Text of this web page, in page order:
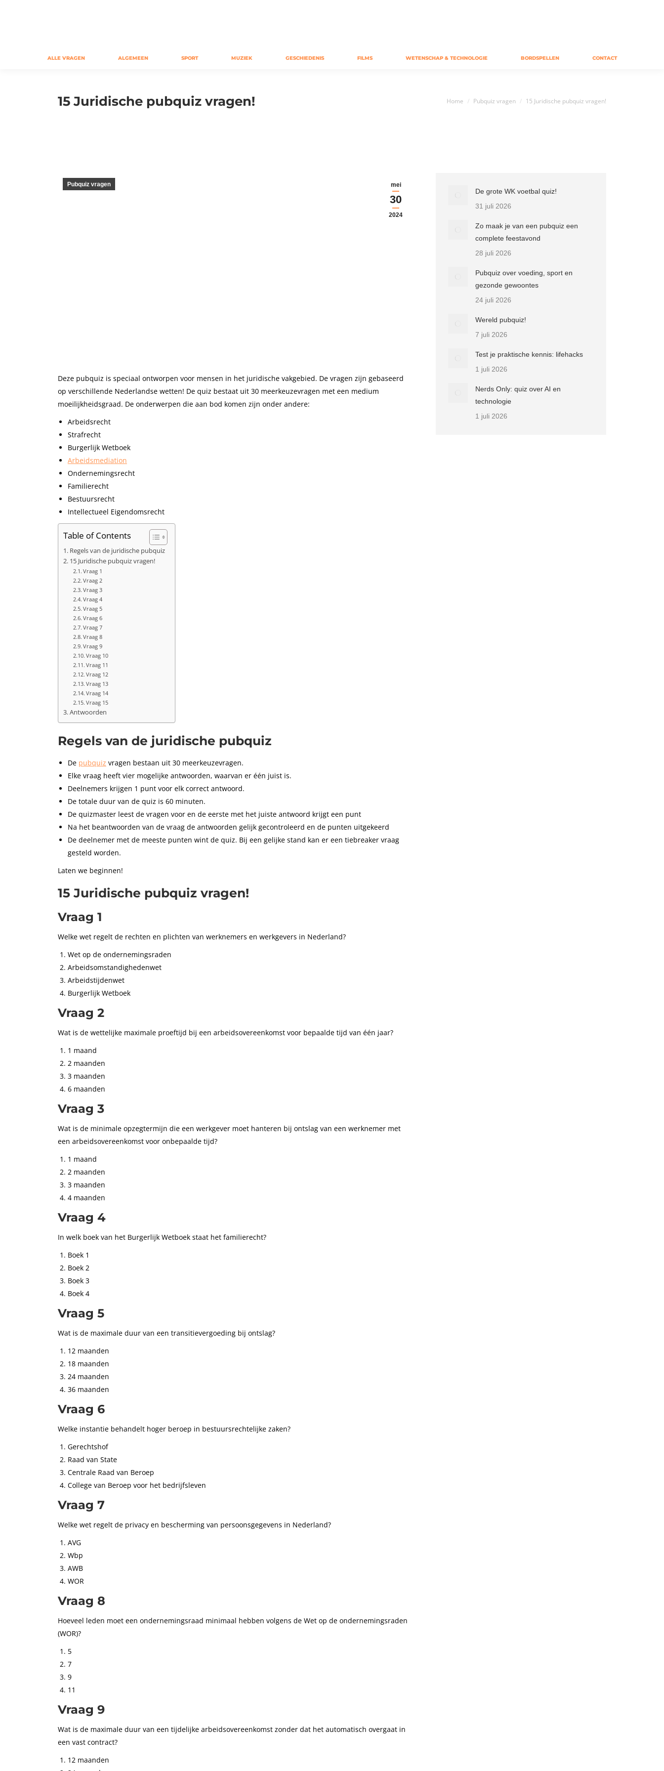
ALLE VRAGEN ALGEMEEN SPORT MUZIEK GESCHIEDENIS FILMS WETENSCHAP & TECHNOLOGIE BORDSPELLEN CONTACT
15 Juridische pubquiz vragen! Je bent hier:
Home Pubquiz vragen 15 Juridische pubquiz vragen!
mei
30
2024
Pubquiz vragen
Deze pubquiz is speciaal ontworpen voor mensen in het juridische vakgebied. De vragen zijn gebaseerd
op verschillende Nederlandse wetten! De quiz bestaat uit 30 meerkeuzevragen met een medium
moeilijkheidsgraad. De onderwerpen die aan bod komen zijn onder andere:
Arbeidsrecht
Strafrecht
Burgerlijk Wetboek
Arbeidsmediation
Ondernemingsrecht
Familierecht
Bestuursrecht
Intellectueel Eigendomsrecht
Table of Contents
Regels van de juridische pubquiz
15 Juridische pubquiz vragen!
Vraag 1
Vraag 2
Vraag 3
Vraag 4
Vraag 5
Vraag 6
Vraag 7
Vraag 8
Vraag 9
Vraag 10
Vraag 11
Vraag 12
Vraag 13
Vraag 14
Vraag 15
Antwoorden
Regels van de juridische pubquiz
De pubquiz vragen bestaan uit 30 meerkeuzevragen.
Elke vraag heeft vier mogelijke antwoorden, waarvan er één juist is.
Deelnemers krijgen 1 punt voor elk correct antwoord.
De totale duur van de quiz is 60 minuten.
De quizmaster leest de vragen voor en de eerste met het juiste antwoord krijgt een punt
Na het beantwoorden van de vraag de antwoorden gelijk gecontroleerd en de punten uitgekeerd
De deelnemer met de meeste punten wint de quiz. Bij een gelijke stand kan er een tiebreaker vraag
gesteld worden.
Laten we beginnen!
15 Juridische pubquiz vragen!
Vraag 1
Welke wet regelt de rechten en plichten van werknemers en werkgevers in Nederland?
Wet op de ondernemingsraden
Arbeidsomstandighedenwet
Arbeidstijdenwet
Burgerlijk Wetboek
Vraag 2
Wat is de wettelijke maximale proeftijd bij een arbeidsovereenkomst voor bepaalde tijd van één jaar?
1 maand
2 maanden
3 maanden
6 maanden
Vraag 3
Wat is de minimale opzegtermijn die een werkgever moet hanteren bij ontslag van een werknemer met
een arbeidsovereenkomst voor onbepaalde tijd?
1 maand
2 maanden
3 maanden
4 maanden
Vraag 4
In welk boek van het Burgerlijk Wetboek staat het familierecht?
Boek 1
Boek 2
Boek 3
Boek 4
Vraag 5
Wat is de maximale duur van een transitievergoeding bij ontslag?
12 maanden
18 maanden
24 maanden
36 maanden
Vraag 6
Welke instantie behandelt hoger beroep in bestuursrechtelijke zaken?
Gerechtshof
Raad van State
Centrale Raad van Beroep
College van Beroep voor het bedrijfsleven
Vraag 7
Welke wet regelt de privacy en bescherming van persoonsgegevens in Nederland?
AVG
Wbp
AWB
WOR
Vraag 8
Hoeveel leden moet een ondernemingsraad minimaal hebben volgens de Wet op de ondernemingsraden
(WOR)?
5
7
9
11
Vraag 9
Wat is de maximale duur van een tijdelijke arbeidsovereenkomst zonder dat het automatisch overgaat in
een vast contract?
12 maanden
De grote WK voetbal quiz!
31 juli 2026
Zo maak je van een pubquiz een
complete feestavond
28 juli 2026
Pubquiz over voeding, sport en
gezonde gewoontes
24 juli 2026
Wereld pubquiz!
7 juli 2026
Test je praktische kennis: lifehacks
1 juli 2026
Nerds Only: quiz over AI en
technologie
1 juli 2026